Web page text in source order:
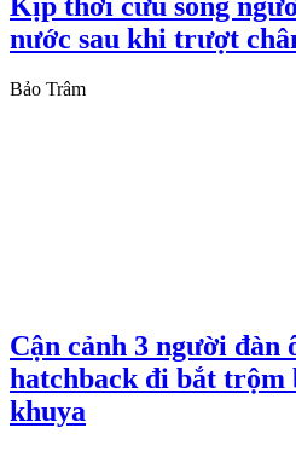
nước sau khi trượt
Bảo Trâm
Cận cảnh 3 người đàn
hatchback đi bắt trộm
khuya